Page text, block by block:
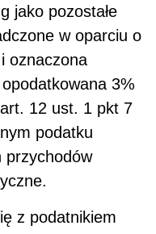
jako pozostałe
w oparciu o
oznaczona
3%
12 ust. 1 pkt 7
podatku
przychodów
.
z podatnikiem